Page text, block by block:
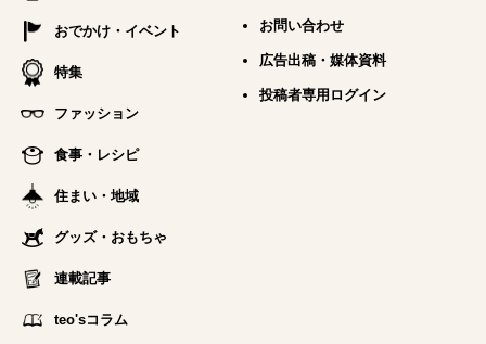
おでかけ・イベント
特集
ファッション
食事・レシピ
住まい・地域
グッズ・おもちゃ
連載記事
teo'sコラム
お問い合わせ
広告出稿・媒体資料
投稿者専用ログイン